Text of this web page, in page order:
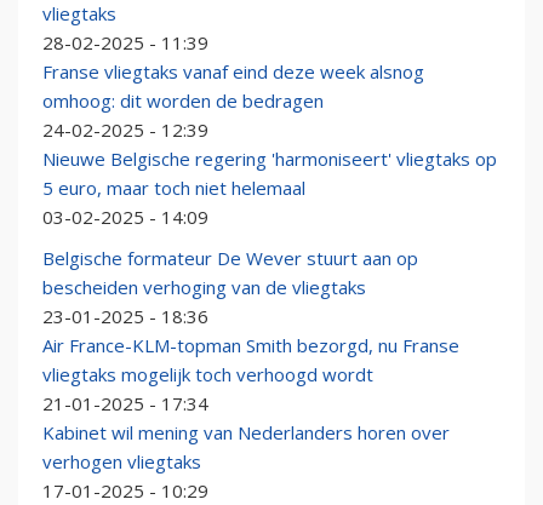
vliegtaks
28-02-2025 - 11:39
Franse vliegtaks vanaf eind deze week alsnog
omhoog: dit worden de bedragen
24-02-2025 - 12:39
Nieuwe Belgische regering 'harmoniseert' vliegtaks op
5 euro, maar toch niet helemaal
03-02-2025 - 14:09
Belgische formateur De Wever stuurt aan op
bescheiden verhoging van de vliegtaks
23-01-2025 - 18:36
Air France-KLM-topman Smith bezorgd, nu Franse
vliegtaks mogelijk toch verhoogd wordt
21-01-2025 - 17:34
Kabinet wil mening van Nederlanders horen over
verhogen vliegtaks
17-01-2025 - 10:29